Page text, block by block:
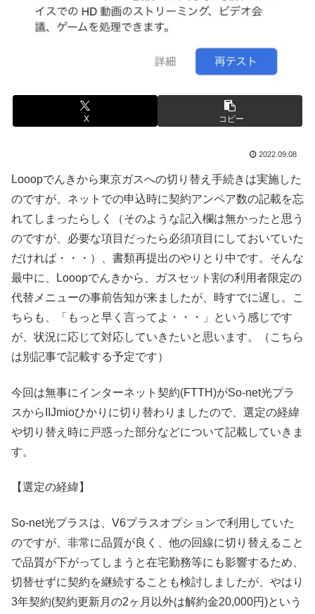
X コピー
2022.09.08
Looopでんきから東京ガスへの切り替え手続きは実施した
のですが、ネットでの申込時に契約アンペア数の記載を忘
れてしまったらしく（そのような記入欄は無かったと思う
のですが、必要な項目だったら必須項目にしておいていた
だければ・・・）、書類再提出のやりとり中です。そんな
最中に、Looopでんきから、ガスセット割の利用者限定の
代替メニューの事前告知が来ましたが、時すでに遅し。こ
ちらも、「もっと早く言ってよ・・・」という感じです
が、状況に応じて対応していきたいと思います。（こちら
は別記事で記載する予定です）
今回は無事にインターネット契約(FTTH)がSo-net光プラ
スからIIJmioひかりに切り替わりましたので、選定の経緯
や切り替え時に戸惑った部分などについて記載していきま
す。
【選定の経緯】
So-net光プラスは、V6プラスオプションで利用していた
のですが、非常に品質が良く、他の回線に切り替えること
で品質が下がってしまうと在宅勤務等にも影響するため、
切替せずに契約を継続することも検討しましたが、やはり
3年契約(契約更新月の2ヶ月以外は解約金20,000円)という